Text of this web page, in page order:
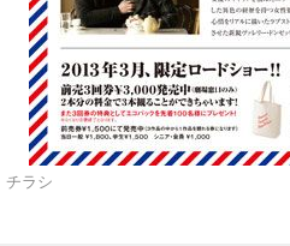
チラシ